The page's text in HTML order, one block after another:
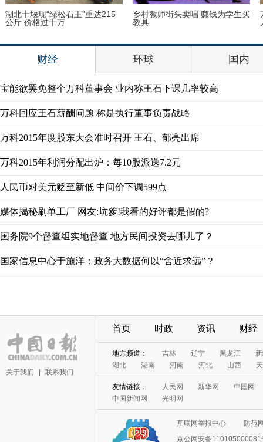
湖北十堰现“绿松石王”重达215
公斤 价格过千万
乡村教师街头卖唱 赚钱为学生买
教具
财经 环球 国内
宝能欲罢免整个万科董事会 业内称王石下课几率较高
万科回应王石薪酬问题 称是执行董事负责战略
万科2015年度股东大会准时召开 王石、郁亮出席
万科2015年利润分配出炉：每10股派送7.2元
人民币对美元贬至新低 中间价下调599点
媒体揭秘刷单工厂 网友:坑爹!我看的好评都是假的?
国务院9个督查组实地督查 地方民间投资去哪儿了？
国家信息中心于施洋：政务大数据何以“舍近求远”？
关于我们 联系我们
首页 时政 资讯 财经
地方频道： 吉林 辽宁 黑龙江
湖北
湖南 河南 河北 山西
友情链接： 人民网 新华网
中国网
中国新闻网
光明网
互联网举报中心
防范
京公网安备110105000081